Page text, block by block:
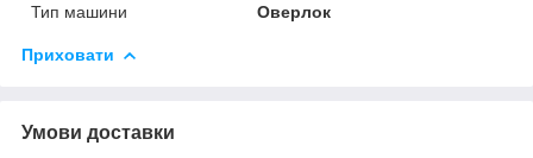
Тип машини
Оверлок
Приховати
Умови доставки